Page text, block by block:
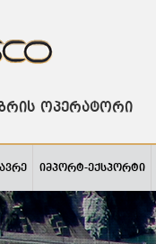
ოპერატორი
იმპორტ-ექსპორტი